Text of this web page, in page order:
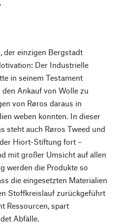
der einzigen Bergstadt
Der Industrielle
in seinem Testament
Ankauf von Wolle zu
von Røros daraus in
weben konnten. In dieser
steht auch Røros Tweed und
Hiort-Stiftung fort –
mit großer Umsicht auf allen
werden die Produkte so
die eingesetzten Materialien
Stoffkreislauf zurückgeführt
Ressourcen, spart
Abfälle.